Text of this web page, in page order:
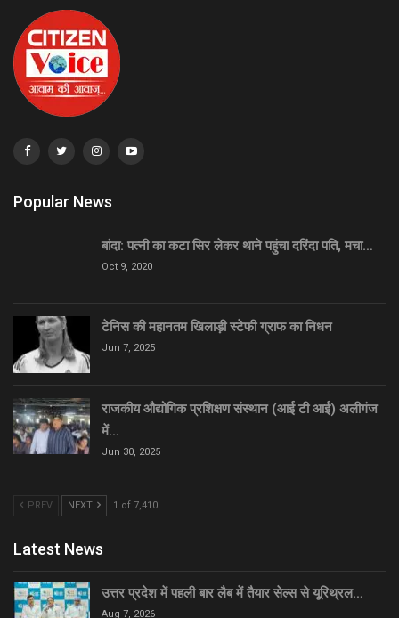
Popular News
बांदा: पत्नी का कटा सिर लेकर थाने पहुंचा दरिंदा पति, मचा…
Oct 9, 2020
टेनिस की महानतम खिलाड़ी स्टेफी ग्राफ का निधन
Jun 7, 2025
राजकीय औद्योगिक प्रशिक्षण संस्थान (आई टी आई) अलीगंज
में…
Jun 30, 2025
PREV NEXT 1 of 7,410
Latest News
उत्तर प्रदेश में पहली बार लैब में तैयार सेल्स से यूरिथ्रल…
Aug 7, 2026